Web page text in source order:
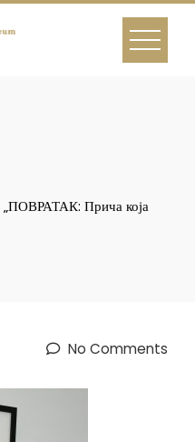
Прича која
No Comments